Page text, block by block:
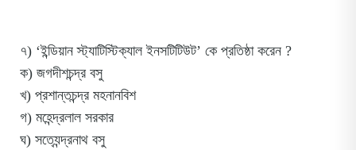
৭) ‘ইন্ডিয়ান স্ট্যাটিস্টিক্যাল ইনসটিটিউট’ কে প্রতিষ্ঠা করেন ?
ক) জগদীশচন্দ্র বসু
খ) প্রশান্তচন্দ্র মহনানবিশ
গ) মহেন্দ্রলাল সরকার
ঘ) সত্যেন্দ্রনাথ বসু